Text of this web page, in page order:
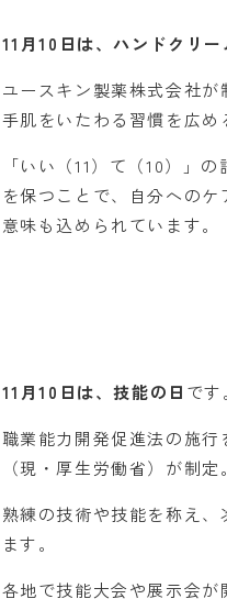
11月10日は、ハンドクリー
ユースキン製薬株式会社が
手肌をいたわる習慣を広め
「いい（11）て（10）」
を保つことで、自分への
意味も込められています。
11月10日は、技能の日 です
職業能力開発促進法の施行
（現・厚生労働省）が制定。
熟練の技術や技能を称え
ます。
各地で技能大会や展示会